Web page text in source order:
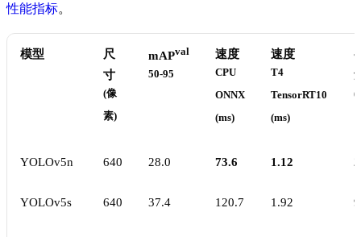
性能指标。
模型
尺
寸
(像
素)
mAPval
50-95
速度
CPU
ONNX
(ms)
速度
T4
TensorRT10
(ms)
YOLOv5n 640 28.0 73.6 1.12
YOLOv5s 640 37.4 120.7 1.92